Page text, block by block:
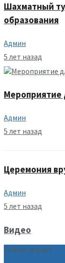
Шахматный
образования
Админ
5 лет назад
Мероприятие
Админ
5 лет назад
Церемония
Админ
5 лет назад
Видео
Сейчас играет